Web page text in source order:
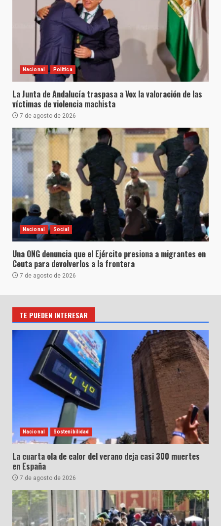
Nacional Política
La Junta de Andalucía traspasa a Vox la valoración de las
víctimas de violencia machista
7 de agosto de 2026
Nacional Social
Una ONG denuncia que el Ejército presiona a migrantes en
Ceuta para devolverlos a la frontera
7 de agosto de 2026
TE PUEDEN INTERESAR
Nacional Sostenibilidad
La cuarta ola de calor del verano deja casi 300 muertes
en España
7 de agosto de 2026